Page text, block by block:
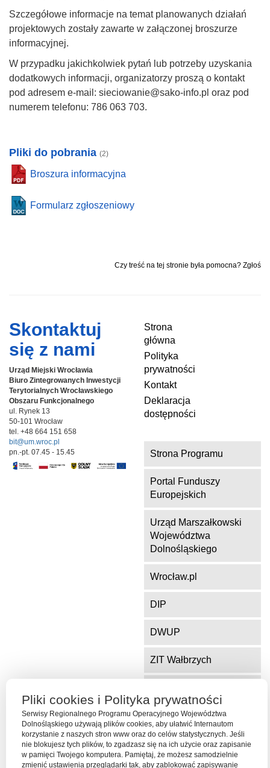
Szczegółowe informacje na temat planowanych działań
projektowych zostały zawarte w załączonej broszurze
informacyjnej.
W przypadku jakichkolwiek pytań lub potrzeby uzyskania
dodatkowych informacji, organizatorzy proszą o kontakt
pod adresem e-mail: sieciowanie@sako-info.pl oraz pod
numerem telefonu: 786 063 703.
Pliki do pobrania (2)
Broszura informacyjna
Formularz zgłoszeniowy
Czy treść na tej stronie była pomocna? Zgłoś
Skontaktuj
się z nami
Urząd Miejski Wrocławia
Biuro Zintegrowanych Inwestycji
Terytorialnych Wrocławskiego
Obszaru Funkcjonalnego
ul. Rynek 13
50-101 Wrocław
tel. +48 664 151 658
bit@um.wroc.pl
pn.-pt. 07.45 - 15.45
Strona
główna
Polityka
prywatności
Kontakt
Deklaracja
dostępności
Strona Programu
Portal Funduszy
Europejskich
Urząd Marszałkowski
Województwa
Dolnośląskiego
Wrocław.pl
DIP
DWUP
ZIT Wałbrzych
Serwis współfinansowany ze środków Funduszu Spójności Unii
Europejskiej w ramach Programu Operacyjnego Pomoc Techniczna
2014-2020
Pliki cookies i Polityka prywatności
Serwisy Regionalnego Programu Operacyjnego Województwa
Dolnośląskiego używają plików cookies, aby ułatwić Internautom
korzystanie z naszych stron www oraz do celów statystycznych. Jeśli
nie blokujesz tych plików, to zgadzasz się na ich użycie oraz zapisanie
w pamięci Twojego komputera. Pamiętaj, że możesz samodzielnie
zmienić ustawienia przeglądarki tak, aby zablokować zapisywanie